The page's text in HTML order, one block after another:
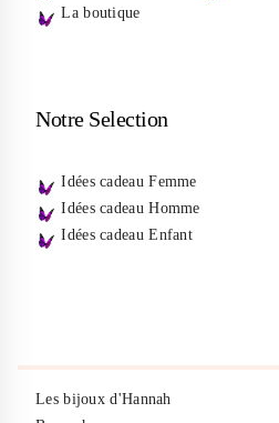
La boutique
Notre Selection
Idées cadeau Femme
Idées cadeau Homme
Idées cadeau Enfant
Les bijoux d'Hannah